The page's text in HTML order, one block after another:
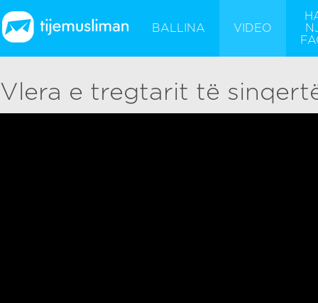
BALLINA VIDEO
Vlera e tregtarit të